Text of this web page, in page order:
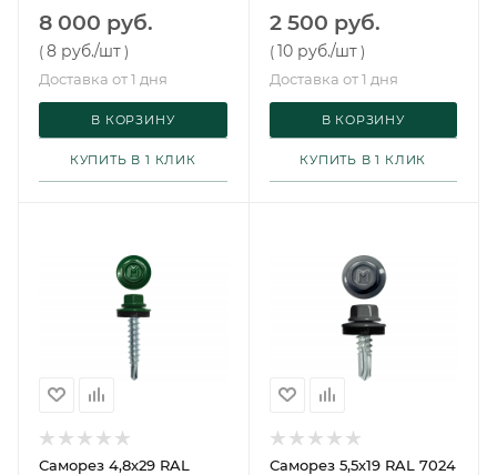
(1000 шт/упак)
8 000 руб.
(8 руб./шт)
Доставка от 1 дня
В КОРЗИНУ
КУПИТЬ В 1 КЛИК
2 500 руб.
(10 руб./шт )
Доставка от 1 дня
В КОРЗИНУ
КУПИТЬ В 1 КЛИК
Саморез 4,8х29 RAL
Саморез 5,5х19 RAL 7024